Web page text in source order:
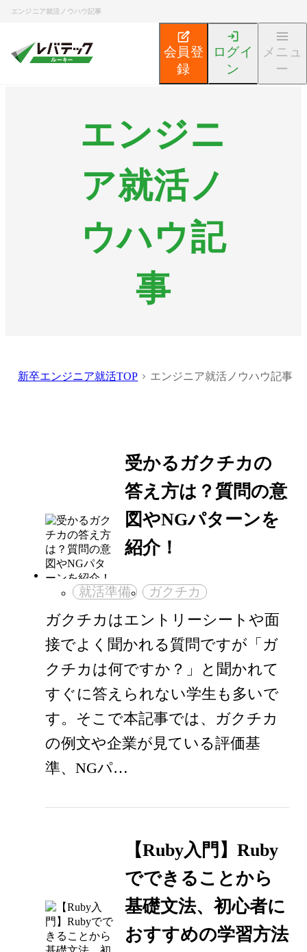
エンジニア就活ノウハウ記事
会員登
録
ログイ
ン
メニュ
ー
エンジニ
ア就活ノ
ウハウ記
事
新卒エンジニア就活TOP エンジニア就活ノウハウ記事
受かるガクチカの
答え方は？質問の意
図やNGパターンを
紹介！
就活準備 ガクチカ
ガクチカはエントリーシートや面
接でよく聞かれる質問ですが「ガ
クチカは何ですか？」と聞かれて
すぐに答えられない学生も多いで
す。そこで本記事では、ガクチカ
の例文や企業が見ている評価基
準、NGパ…
【Ruby入門】Ruby
でできることから
基礎文法、初心者に
おすすめの学習方法